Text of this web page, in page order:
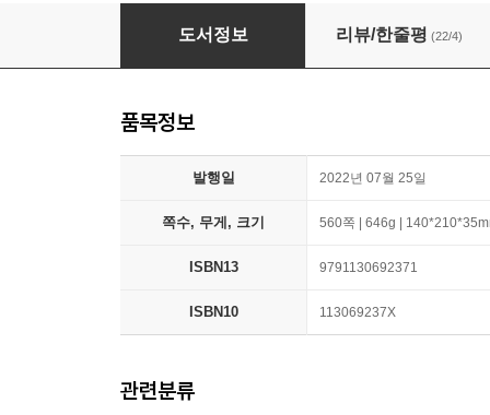
모두를 파괴할 힘
도서정보 리뷰/한줄평 (22/4)
품목정보
발행일 2022년 07월 25일
쪽수, 무게, 크기 560쪽 | 646g |
ISBN13 9791130692371
ISBN10 113069237X
관련분류